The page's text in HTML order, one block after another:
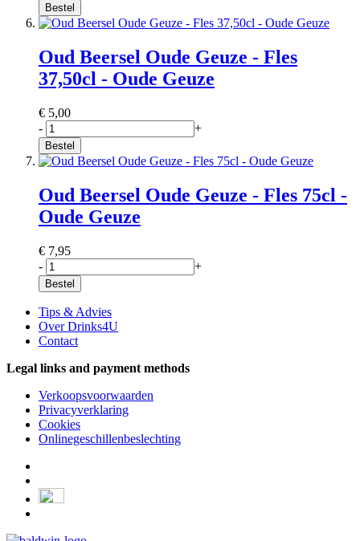
Bestel
Oud Beersel Oude Geuze - Fles
37,50cl - Oude Geuze
€ 5,00
-
+
Bestel
Oud Beersel Oude Geuze - Fles 75cl -
Oude Geuze
€ 7,95
-
+
Bestel
Tips & Advies
Over Drinks4U
Contact
Legal links and payment methods
Verkoopsvoorwaarden
Privacyverklaring
Cookies
Onlinegeschillenbeslechting